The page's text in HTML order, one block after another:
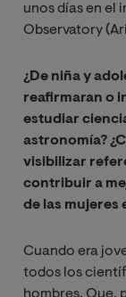
unos días en el
Observatory
¿De niña y
reafirmaran o
estudiar
astronomía?
visibilizar
contribuir a
de las mujeres
Cuando era
todos los
hombres. Que,